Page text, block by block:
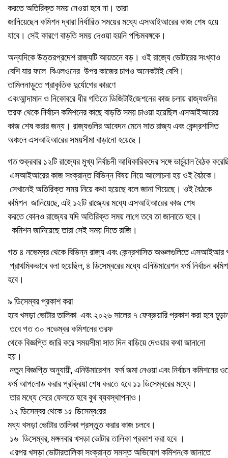
করতেঅতিরিক্ত সময় নেওয়া হবে না।তারা
জানিয়েছেনকমিশনদ্বারানির্ধারিত সময়ের মধ্যেএসআইআরেরকাজ শেষহয়ে
যাবে। সেই কারণে বাড়তি সময় দেওয়া হয়নি পশ্চিমবঙ্গকে।
অন্যদিকে উত্তরপ্রদেশ রাজ্যটি আয়তনে বড়। ওই রাজ্যে ভোটারের সংখ্যাও
বেশি যার ফলে বিএলওদের উপর কাজের চাপও অনেকটাই বেশি।
তামিলনাড়ুতে প্রাকৃতিক দুর্যোগের কারণে
এবংআন্দামান ও নিকোবরে ধীর গতিতে ডিজিটাইজেশনেরকাজ চলায় রাজ্যগুলির
তরফ থেকে নির্বাচন কমিশনের কাছে বাড়তি সময় চাওয়া হয়েছিল এসআইআরের
কাজ শেষ করার জন্য। রাজ্যগুলির আবেদন মেনে সাত রাজ্য এবং কেন্দ্রশাসিত
অঞ্চলেএসআইআরের সময়সীমাবাড়ানো হয়েছে।
গত শুক্রবার ১২টিরাজ্যের মুখ্য নির্বাচনী আধিকারিকদের সঙ্গে ভার্চুয়াল বৈঠক
এসআইআরের কাজ সংক্রান্তবিভিন্নবিষয় নিয়ে আলোচনা হয়ওই বৈঠকে।
সেখানেইঅতিরিক্ত সময় নিয়ে কথাহয়েছে বলে জানা গিয়েছে। ওই বৈঠকে
কমিশন জানিয়েছে, এই ১২টিরাজ্যের মধ্যে এসআইআরের কাজ শেষ
করতেকোনও রাজ্যেরযদিঅতিরিক্ত সময় লাগে তবে তাজানাতে হবে।
কমিশনজানিয়েছে তারা সেই সময় দিতে রাজি ।
গত ৪ নভেম্বর থেকেবিভিন্নরাজ্য এবং কেন্দ্রশাসিত অঞ্চলগুলিতে এসআইআর
প্রাথমিকভাবেবলা হয়েছিল, ৪ ডিসেম্বরের মধ্যে এনিউমারেশন ফর্ম নির্বাচন
হবে।
৯ ডিসেম্বর প্রকাশ করা
হবেখসড়া ভোটার তালিকা এবং ২০২৬ সালের ৭ ফেব্রুয়ারি প্রকাশকরাহবে
তবে গত ৩০ নভেম্বরকমিশনের তরফ
থেকেবিজ্ঞপ্তি জারি করেসময়সীমাসাত দিন বাড়িয়ে দেওয়ার কথা জানানো
হয়।
নতুন বিজ্ঞপ্তি অনুযায়ী, এনিউমারেশন ফর্ম জমা নেওয়া এবংনির্বাচনকমিশনের
ফর্মআপলোড করার প্রক্রিয়া শেষ করতে হবে ১১ ডিসেম্বরের মধ্যে।
তার মধ্যে সেরে ফেলতে হবেবুথ ব্যবস্থাপনাও।
১২ ডিসেম্বর থেকে ১৫ ডিসেম্বরের
মধ্যখসড়া ভোটার তালিকা প্রস্তুত করার কাজচলবে।
১৬ ডিসেম্বর, মঙ্গলবারখসড়া ভোটার তালিকা প্রকাশ করা হবে ।
এরপরখসড়া ভোটারতালিকা সংক্রান্তসমস্তঅভিযোগকমিশনকে জানাতে